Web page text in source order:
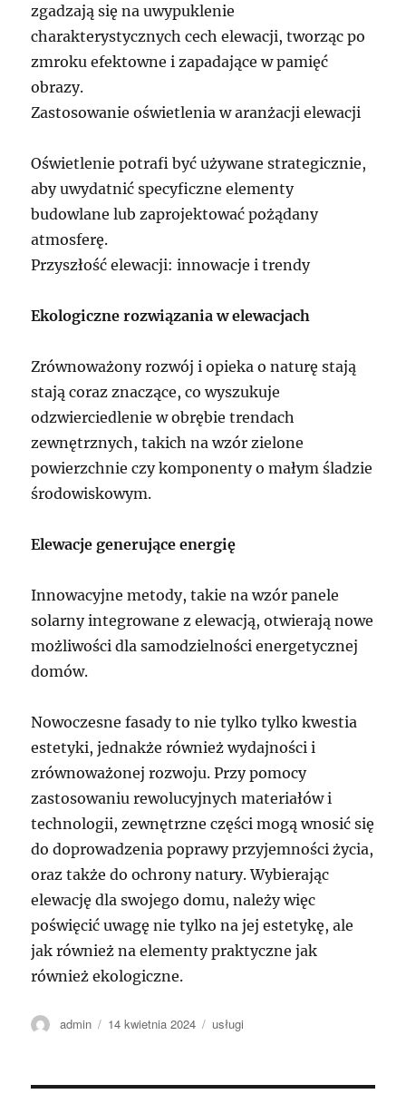
zgadzają się na uwypuklenie
charakterystycznych cech elewacji, tworząc po
zmroku efektowne i zapadające w pamięć
obrazy.
Zastosowanie oświetlenia w aranżacji elewacji
Oświetlenie potrafi być używane strategicznie,
aby uwydatnić specyficzne elementy
budowlane lub zaprojektować pożądany
atmosferę.
Przyszłość elewacji: innowacje i trendy
Ekologiczne rozwiązania w elewacjach
Zrównoważony rozwój i opieka o naturę stają
stają coraz znaczące, co wyszukuje
odzwierciedlenie w obrębie trendach
zewnętrznych, takich na wzór zielone
powierzchnie czy komponenty o małym śladzie
środowiskowym.
Elewacje generujące energię
Innowacyjne metody, takie na wzór panele
solarny integrowane z elewacją, otwierają nowe
możliwości dla samodzielności energetycznej
domów.
Nowoczesne fasady to nie tylko tylko kwestia
estetyki, jednakże również wydajności i
zrównoważonej rozwoju. Przy pomocy
zastosowaniu rewolucyjnych materiałów i
technologii, zewnętrzne części mogą wnosić się
do doprowadzenia poprawy przyjemności życia,
oraz także do ochrony natury. Wybierając
elewację dla swojego domu, należy więc
poświęcić uwagę nie tylko na jej estetykę, ale
jak również na elementy praktyczne jak
również ekologiczne.
Autor
admin
Data
14 kwietnia 2024 Kategorie
usługi